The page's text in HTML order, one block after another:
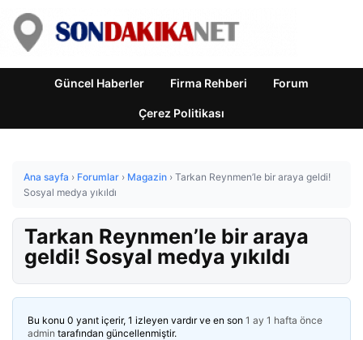
Güncel Haberler Firma Rehberi Forum
Çerez Politikası
Ana sayfa › Forumlar › Magazin › Tarkan Reynmen’le bir araya geldi!
Sosyal medya yıkıldı
Tarkan Reynmen’le bir araya
geldi! Sosyal medya yıkıldı
Bu konu 0 yanıt içerir, 1 izleyen vardır ve en son 1 ay 1 hafta önce
admin tarafından güncellenmiştir.